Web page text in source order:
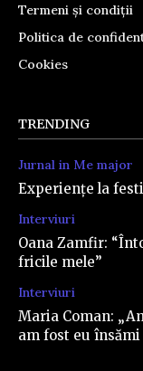
Termeni și condiții
Politica de
Cookies
TRENDING
Jurnal in Me major
Experiențe la
Interviuri
Oana Zamfir:
fricile mele”
Interviuri
Maria Coman:
am fost eu